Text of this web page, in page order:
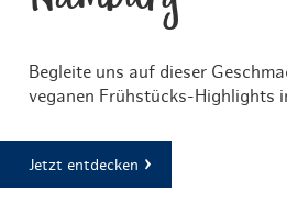
Begleite uns auf dieser
veganen Frühstücks-Highlights
Jetzt entdecken